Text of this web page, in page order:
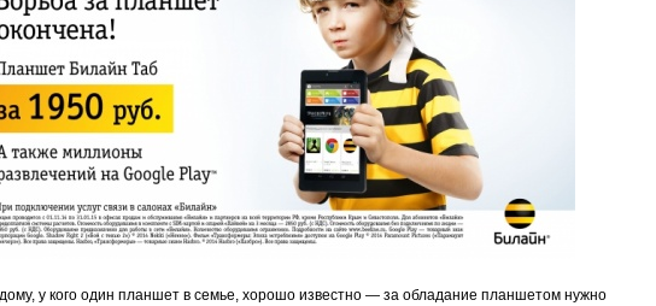
у кого один планшет в семье, хорошо известно — за обладание планшетом нужно